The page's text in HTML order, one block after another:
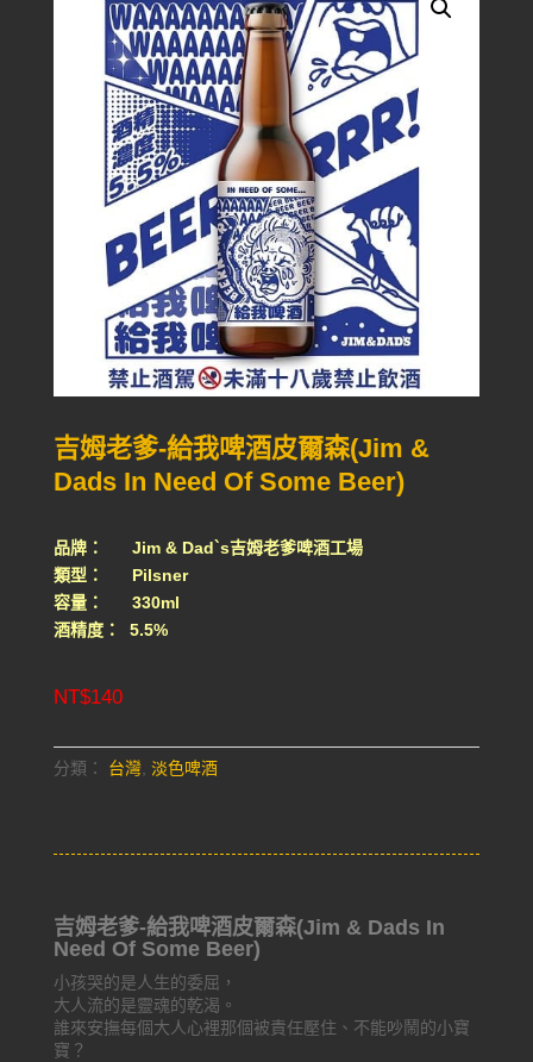
吉姆老爹-給我啤酒皮爾森(Jim &
Dads In Need Of Some Beer)
品牌： Jim & Dad`s吉姆老爹啤酒工場
類型： Pilsner
容量： 330ml
酒精度： 5.5%
NT$140
分類： 台灣, 淡色啤酒
吉姆老爹-給我啤酒皮爾森(Jim & Dads In
Need Of Some Beer)
小孩哭的是人生的委屈，
大人流的是靈魂的乾渴。
誰來安撫每個大人心裡那個被責任壓住、不能吵鬧的小寶
寶？